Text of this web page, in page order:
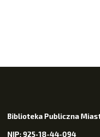
Biblioteka Publiczna
NIP: 925-18-44-094